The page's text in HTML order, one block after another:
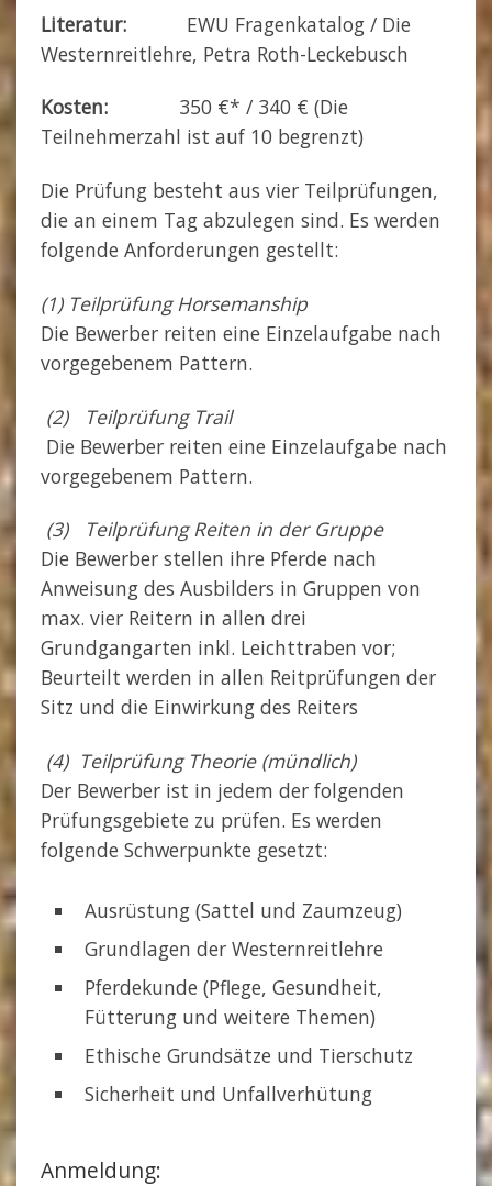
Literatur:EWU Fragenkatalog / Die
Westernreitlehre, Petra Roth-Leckebusch
Kosten:
350 €* / 340 € (Die
Teilnehmerzahl ist auf 10 begrenzt)
Die Prüfung besteht aus vier Teilprüfungen,
die an einem Tag abzulegen sind. Es werden
folgende Anforderungen gestellt:
(1) Teilprüfung Horsemanship
Die Bewerber reiten eine Einzelaufgabe nach
vorgegebenem Pattern.
(2) Teilprüfung Trail
Die Bewerber reiten eine Einzelaufgabe nach
vorgegebenem Pattern.
(3) Teilprüfung Reiten in der Gruppe
Die Bewerber stellen ihre Pferde nach
Anweisung des Ausbilders in Gruppen von
max. vier Reitern in allen drei
Grundgangarten inkl. Leichttraben vor;
Beurteilt werden in allen Reitprüfungen der
Sitz und die Einwirkung des Reiters
(4) Teilprüfung Theorie (mündlich)
Der Bewerber ist in jedem der folgenden
Prüfungsgebiete zu prüfen. Es werden
folgende Schwerpunkte gesetzt:
Ausrüstung (Sattel und Zaumzeug)
Grundlagen der Westernreitlehre
Pferdekunde (Pflege, Gesundheit,
Fütterung und weitere Themen)
Ethische Grundsätze und Tierschutz
Sicherheit und Unfallverhütung
Anmeldung: